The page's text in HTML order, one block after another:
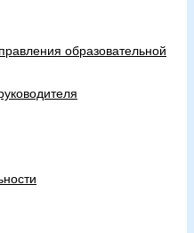
образовательной